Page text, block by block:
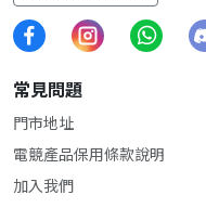
常見問題
門市地址
電競產品保用條款說明
加入我們